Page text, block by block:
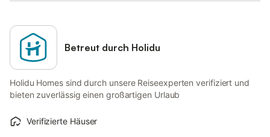
Betreut durch Holidu
Holidu Homes sind durch unsere Reiseexperten verifiziert und
bieten zuverlässig einen großartigen Urlaub
Verifizierte Häuser